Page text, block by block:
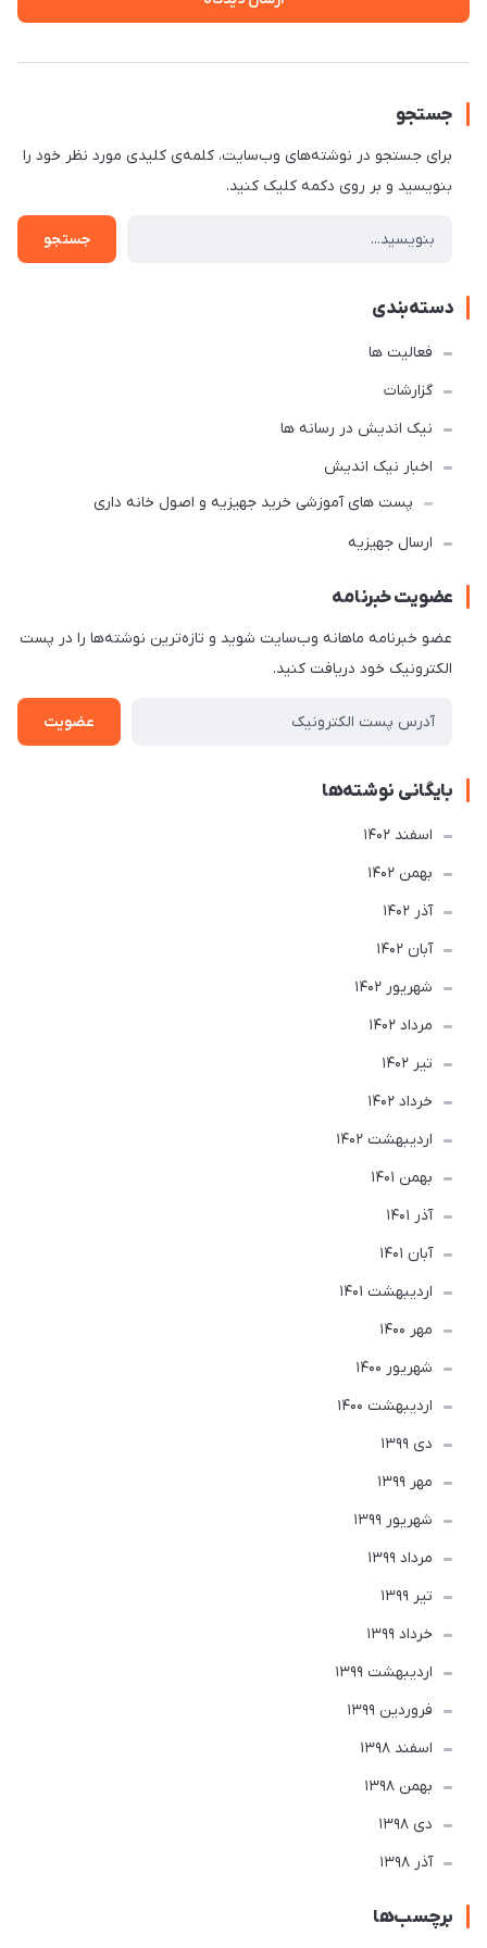
جستجو
برای جستجو در نوشته‌های وب‌سایت، کلمه‌ی کلیدی مورد نظر خود را
بنویسید و بر روی دکمه کلیک کنید.
جستجو
دسته‌بندی
فعالیت ها
گزارشات
نیک اندیش در رسانه ها
اخبار نیک اندیش
پست های آموزشی خرید جهیزیه و اصول خانه داری
ارسال جهیزیه
عضویت خبرنامه
عضو خبرنامه ماهانه وب‌سایت شوید و تازه‌ترین نوشته‌ها را در پست
الکترونیک خود دریافت کنید.
عضویت
بایگانی نوشته‌ها
اسفند 1402
بهمن 1402
آذر 1402
آبان 1402
شهریور 1402
مرداد 1402
تير 1402
خرداد 1402
ارديبهشت 1402
بهمن 1401
آذر 1401
آبان 1401
ارديبهشت 1401
مهر 1400
شهریور 1400
ارديبهشت 1400
دی 1399
مهر 1399
شهریور 1399
مرداد 1399
تير 1399
خرداد 1399
ارديبهشت 1399
فروردین 1399
اسفند 1398
بهمن 1398
دی 1398
آذر 1398
برچسب‌ها